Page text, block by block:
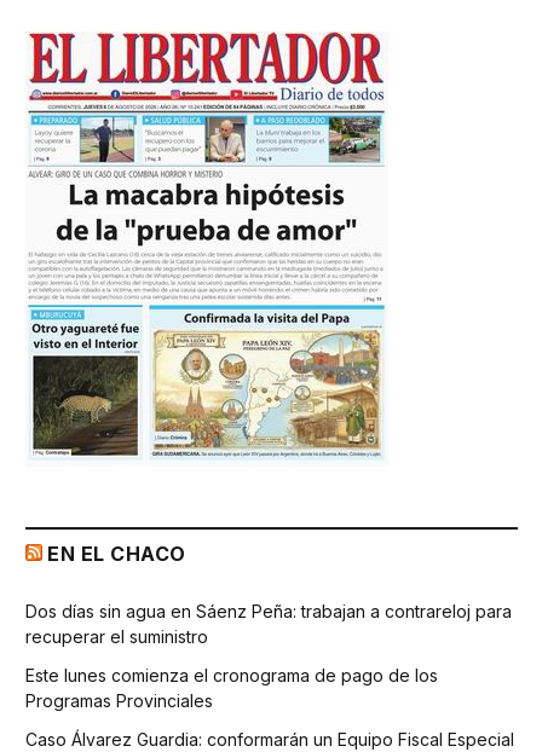
EN EL CHACO
Dos días sin agua en Sáenz Peña: trabajan a contrareloj para
recuperar el suministro
Este lunes comienza el cronograma de pago de los
Programas Provinciales
Caso Álvarez Guardia: conformarán un Equipo Fiscal Especial